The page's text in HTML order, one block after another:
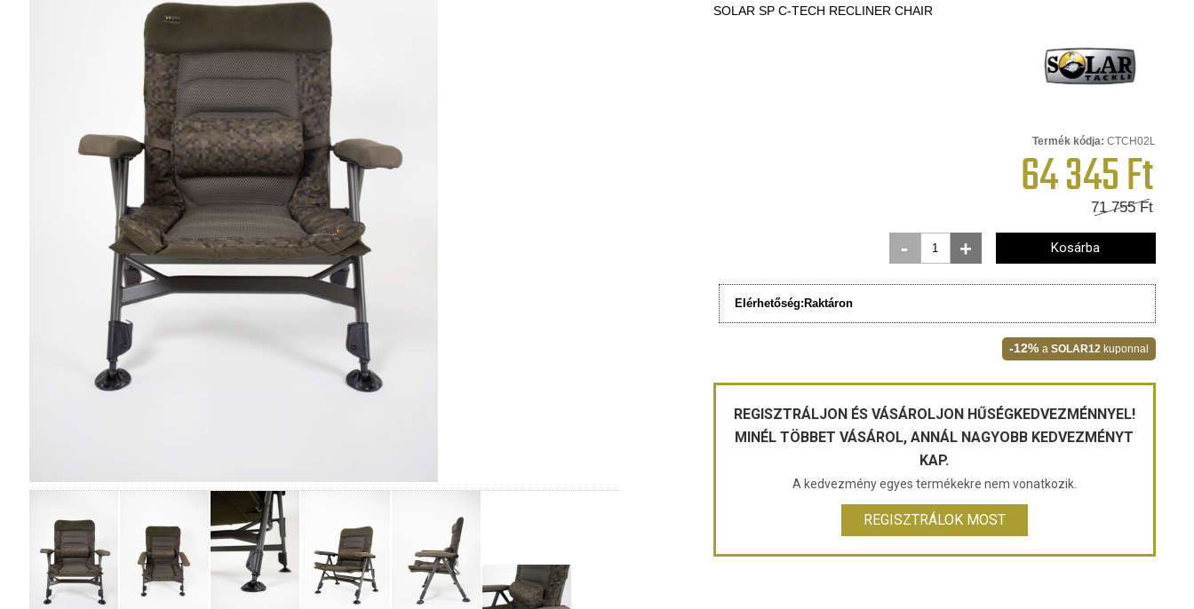
SOLAR SP C-TECH RECLINER CHAIR
Termék kódja: CTCH02L
64 345Ft
71 755Ft
- + Kosárba
Elérhetőség: Raktáron
-12% a SOLAR12kuponnal
REGISZTRÁLJON ÉS VÁSÁROLJON HŰSÉGKEDVEZMÉNNYEL!
MINÉL TÖBBET VÁSÁROL, ANNÁL NAGYOBB KEDVEZMÉNYT
KAP.
A kedvezmény egyes termékekre nem vonatkozik.
REGISZTRÁLOK MOST